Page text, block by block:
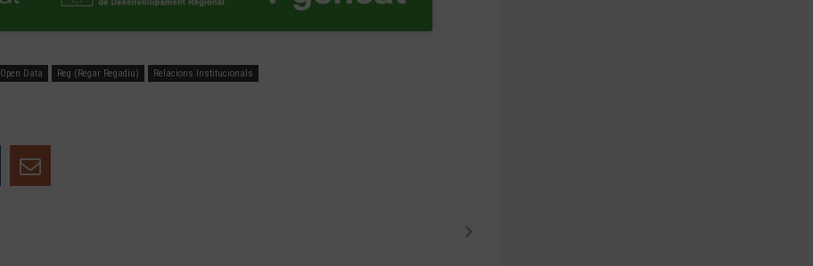
Open Data Reg (Regar Regadiu) Relacions Institucionals